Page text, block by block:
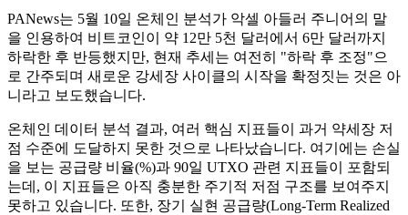
PANews는 5월 10일 온체인 분석가 악셀 아들러 주니어의 말
을 인용하여 비트코인이 약 12만 5천 달러에서 6만 달러까지
하락한 후 반등했지만, 현재 추세는 여전히 "하락 후 조정"으
로 간주되며 새로운 강세장 사이클의 시작을 확정짓는 것은 아
니라고 보도했습니다.
온체인 데이터 분석 결과, 여러 핵심 지표들이 과거 약세장 저
점 수준에 도달하지 못한 것으로 나타났습니다. 여기에는 손실
을 보는 공급량 비율(%)과 90일 UTXO 관련 지표들이 포함되
는데, 이 지표들은 아직 충분한 주기적 저점 구조를 보여주지
못하고 있습니다. 또한, 장기 실현 공급량(Long-Term Realized